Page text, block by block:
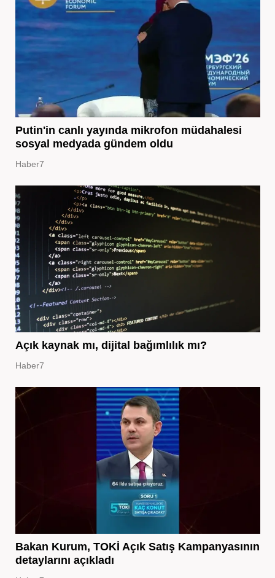
Putin'in canlı yayında mikrofon müdahalesi
sosyal medyada gündem oldu
Haber7
Açık kaynak mı, dijital bağımlılık mı?
Haber7
Bakan Kurum, TOKİ Açık Satış Kampanyasının
detaylarını açıkladı